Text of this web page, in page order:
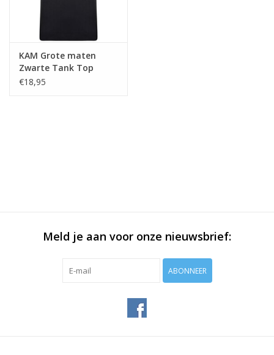
KAM Grote maten
Zwarte Tank Top
€18,95
Meld je aan voor onze nieuwsbrief:
ABONNEER